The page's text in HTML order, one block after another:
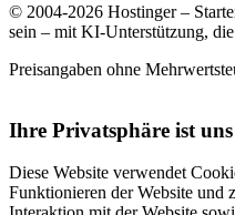
© 2004-2026 Hostinger –
sein – mit KI-Unterstützung,
Preisangaben ohne
Ihre Privatsphäre ist
Diese Website verwendet
Funktionieren der Website und